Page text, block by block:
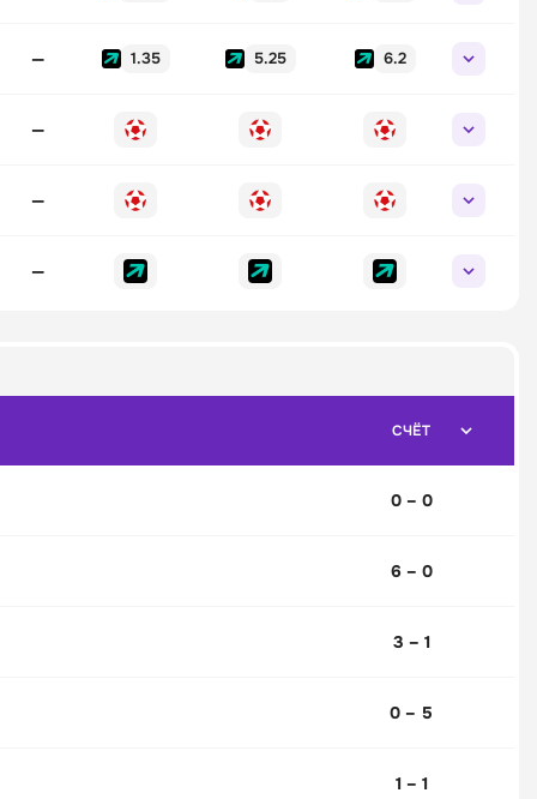
— 1.35 5.25 6.2
—
—
—
СЧЁТ
0 – 0
6 – 0
3 – 1
0 – 5
1 – 1